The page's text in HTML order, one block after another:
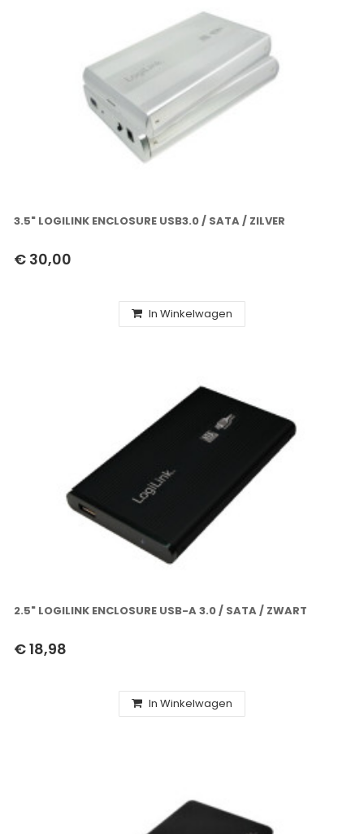
3.5" LOGILINK ENCLOSURE USB3.0 / SATA / ZILVER
€ 30,00
In Winkelwagen
2.5" LOGILINK ENCLOSURE USB-A 3.0 / SATA / ZWART
€ 18,98
In Winkelwagen